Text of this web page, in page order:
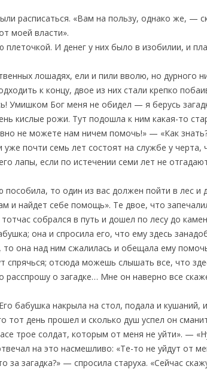
расписаться. «Вам на пользу, однако же, —
моей власти».
И денег у них было в изобилии, и
лошадях, ели и пили вволю, но дурного
к концу, двое из них стали крепко
Бог меня не обидел — я берусь
кислые рожи. Тут подошла к ним какая-то
не можете нам ничем помочь!» — «Как
почти семь лет состоят на службе у черта,
лапы, если по истечении семи лет не
то один из вас должен пойти в лес
и найдет себе помощь». Те двое, что
собрался в путь и дошел по лесу до
она и спросила его, что ему здесь
то она над ним сжалилась и обещала ему
спрячься; отсюда можешь слышать все, что
о загадке… Мне он наверно все
бабушка накрыла на стол, подала и кушаний,
тот день прошел и сколько душ успел он
трое солдат, которым от меня не уйти». —
на это насмешливо: «Те-то не уйдут от
загадка?» — спросила старуха. «Сейчас